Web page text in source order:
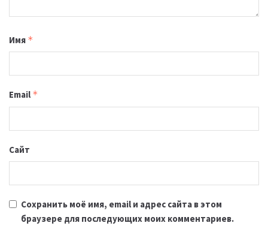
Имя *
Email *
Сайт
Сохранить моё имя, email и адрес сайта в этом
браузере для последующих моих комментариев.